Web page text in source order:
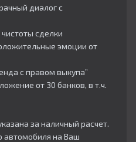
диалог с
сделки
эмоции от
с правом выкупа”
от 30 банков, в т.ч.
за наличный расчет.
автомобиля на Ваш